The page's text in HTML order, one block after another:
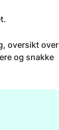
oversikt over
og snakke